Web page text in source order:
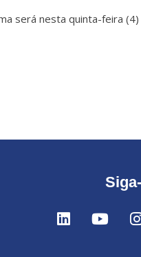
será nesta quinta-feira (4)